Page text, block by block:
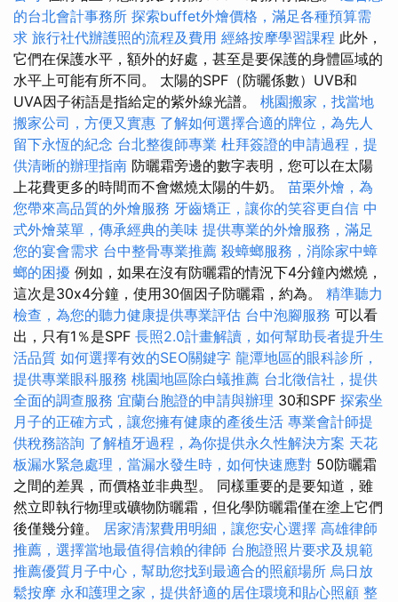
的台北會計事務所 探索buffet外燴價格，滿足各種預算需
求 旅行社代辦護照的流程及費用 經絡按摩學習課程 此外，
它們在保護水平，額外的好處，甚至是要保護的身體區域的
水平上可能有所不同。 太陽的SPF（防曬係數）UVB和
UVA因子術語是指給定的紫外線光譜。 桃園搬家，找當地
搬家公司，方便又實惠 了解如何選擇合適的牌位，為先人
留下永恆的紀念 台北整復師專業 杜拜簽證的申請過程，提
供清晰的辦理指南 防曬霜旁邊的數字表明，您可以在太陽
上花費更多的時間而不會燃燒太陽的牛奶。 苗栗外燴，為
您帶來高品質的外燴服務 牙齒矯正，讓你的笑容更自信 中
式外燴菜單，傳承經典的美味 提供專業的外燴服務，滿足
您的宴會需求 台中整骨專業推薦 殺蟑螂服務，消除家中蟑
螂的困擾 例如，如果在沒有防曬霜的情況下4分鐘內燃燒，
這次是30x4分鐘，使用30個因子防曬霜，約為。 精準聽力
檢查，為您的聽力健康提供專業評估 台中泡腳服務 可以看
出，只有1％是SPF 長照2.0計畫解讀，如何幫助長者提升生
活品質 如何選擇有效的SEO關鍵字 龍潭地區的眼科診所，
提供專業眼科服務 桃園地區除白蟻推薦 台北徵信社，提供
全面的調查服務 宜蘭台胞證的申請與辦理 30和SPF 探索坐
月子的正確方式，讓您擁有健康的產後生活 專業會計師提
供稅務諮詢 了解植牙過程，為你提供永久性解決方案 天花
板漏水緊急處理，當漏水發生時，如何快速應對 50防曬霜
之間的差異，而價格並非典型。 同樣重要的是要知道，雖
然立即執行物理或礦物防曬霜，但化學防曬霜僅在塗上它們
後僅幾分鐘。 居家清潔費用明細，讓您安心選擇 高雄律師
推薦，選擇當地最值得信賴的律師 台胞證照片要求及規範
推薦優質月子中心，幫助您找到最適合的照顧場所 烏日放
鬆按摩 永和護理之家，提供舒適的居住環境和貼心照顧 整